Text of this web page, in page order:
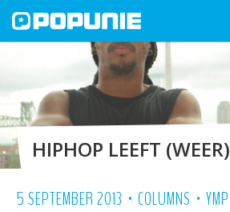
HIPHOP LEEFT (WEER)
5 SEPTEMBER 2013 • COLUMNS • YMP